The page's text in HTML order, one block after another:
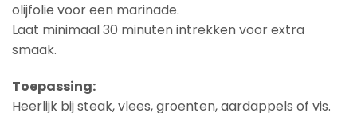
olijfolie voor een marinade.
Laat minimaal 30 minuten intrekken voor extra
smaak.
Toepassing:
Heerlijk bij steak, vlees, groenten, aardappels of vis.